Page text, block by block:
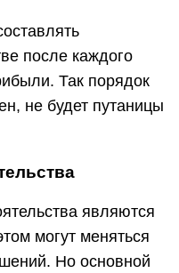
после каждого
Так порядок
не будет путаницы
являются
могут меняться
Но основной